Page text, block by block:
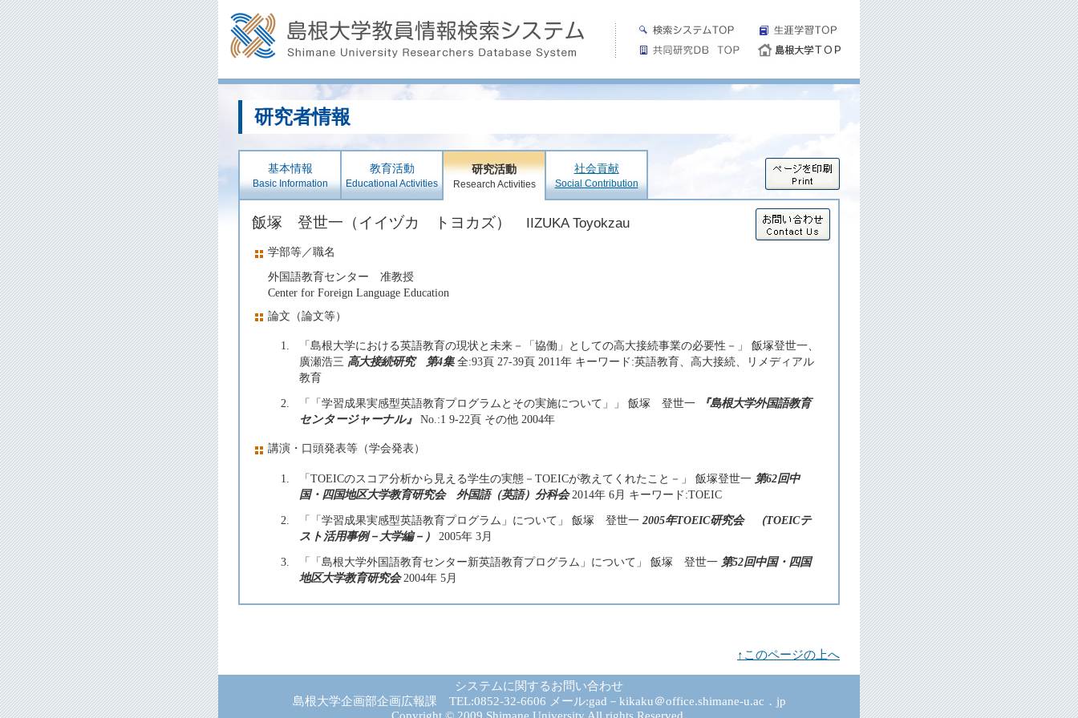
研究者情報
基本情報
Basic Information
教育活動
Educational Activities
研究活動
Research Activities
社会貢献
Social Contribution
飯塚 登世一（イイヅカ トヨカズ） IIZUKA Toyokzau
学部等／職名
外国語教育センター 准教授
Center for Foreign Language Education
論文（論文等）
1.
「島根大学における英語教育の現状と未来－「協働」としての高大接続事業の必要性－」 飯塚登世一、
廣瀬浩三 高大接続研究 第4集全:93頁 27-39頁 2011年 キーワード:英語教育、高大接続、リメディアル
教育
2.
「「学習成果実感型英語教育プログラムとその実施について」」 飯塚 登世一
『島根大学外国語教育
センタージャーナル』
No.:1 9-22頁 その他 2004年
講演・口頭発表等（学会発表）
1. 「TOEICのスコア分析から見える学生の実態－TOEICが教えてくれたこと－」 飯塚登世一 第62回中
国・四国地区大学教育研究会 外国語（英語）分科会2014年 6月 キーワード:TOEIC
2.
「「学習成果実感型英語教育プログラム」について」 飯塚 登世一 2005年TOEIC研究会 （TOEICテ
スト活用事例－大学編－）
2005年 3月
3.
「「島根大学外国語教育センター新英語教育プログラム」について」 飯塚 登世一 第52回中国・四国
地区大学教育研究会2004年 5月
↑このページの上へ
システムに関するお問い合わせ
島根大学企画部企画広報課 TEL:0852-32-6606 メール:gad－kikaku＠office.shimane-u.ac．jp